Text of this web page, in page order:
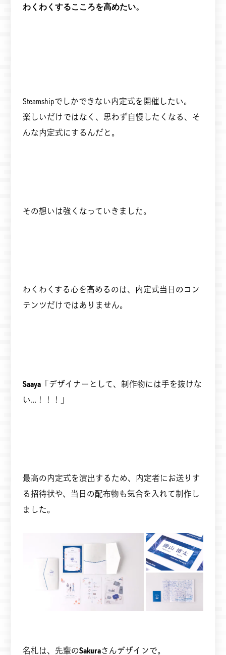
わくわくするこころを高めたい。
Steamshipでしかできない内定式を開催したい。
楽しいだけではなく、思わず自慢したくなる、そ
んな内定式にするんだと。
その想いは強くなっていきました。
わくわくする心を高めるのは、内定式当日のコン
テンツだけではありません。
Saaya「デザイナーとして、制作物には手を抜けな
い…！！！」
最高の内定式を演出するため、内定者にお送りす
る招待状や、当日の配布物も気合を入れて制作し
ました。
名札は、先輩のSakuraさんデザインで。